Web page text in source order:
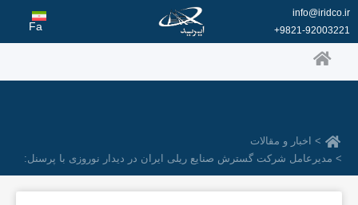
پرش
محتوا
info@iridco.ir
9821-92003221+
Fa
> اخبار و مقالات
> مدیرعامل شرکت گسترش صنایع ریلی ایران در دیدار نوروزی با پرسنل: